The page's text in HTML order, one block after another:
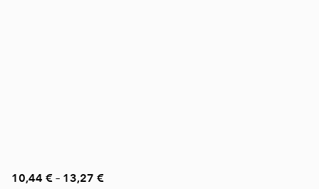
10,44 € – 13,27 €